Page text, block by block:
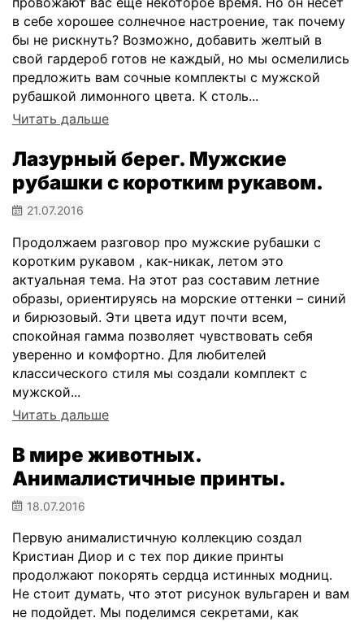
в себе хорошее солнечное настроение, так почему
бы не рискнуть? Возможно, добавить желтый в
свой гардероб готов не каждый, но мы осмелились
предложить вам сочные комплекты с мужской
рубашкой лимонного цвета. К столь...
Читать дальше
Лазурный берег. Мужские
рубашки с коротким рукавом.
21.07.2016
Продолжаем разговор про мужские рубашки с
коротким рукавом , как-никак, летом это
актуальная тема. На этот раз составим летние
образы, ориентируясь на морские оттенки – синий
и бирюзовый. Эти цвета идут почти всем,
спокойная гамма позволяет чувствовать себя
уверенно и комфортно. Для любителей
классического стиля мы создали комплект с
мужской...
Читать дальше
В мире животных.
Анималистичные принты.
18.07.2016
Первую анималистичную коллекцию создал
Кристиан Диор и с тех пор дикие принты
продолжают покорять сердца истинных модниц.
Не стоит думать, что этот рисунок вульгарен и вам
не подойдет. Мы поделимся секретами, как